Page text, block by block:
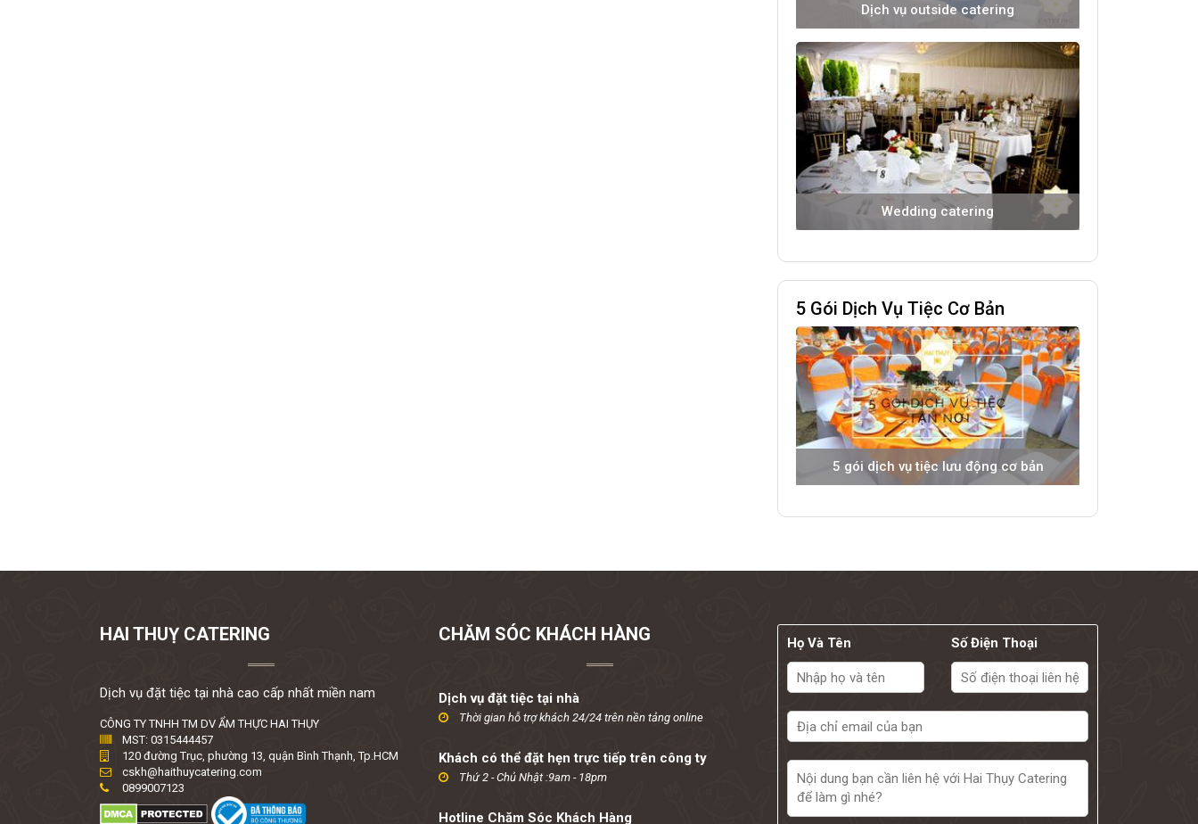
Dịch vụ outside catering
Wedding catering
5 Gói Dịch Vụ Tiệc Cơ Bản
5 gói dịch vụ tiệc lưu động cơ bản
HAI THUỴ CATERING
Dịch vụ đặt tiệc tại nhà cao cấp nhất miền nam
CÔNG TY TNHH TM DV ẨM THỰC HAI THỤY
MST: 0315444457
120 đường Trục, phường 13, quận Bình Thạnh, Tp.HCM
cskh@haithuycatering.com
0899007123
CHĂM SÓC KHÁCH HÀNG
Dịch vụ đặt tiệc tại nhà
Thời gian hỗ trợ khách 24/24 trên nền tảng online
Khách có thể đặt hẹn trực tiếp trên công ty
Thứ 2 - Chủ Nhật :9am - 18pm
Hotline Chăm Sóc Khách Hàng
Họ Và Tên Số Điện Thoại